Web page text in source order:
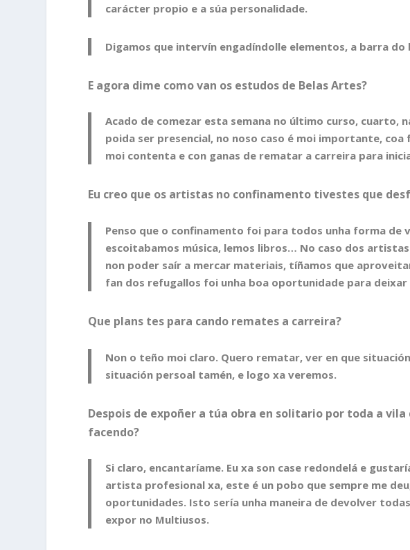
carácter propio e a súa personalidade.
Digamos que intervín engadíndolle elementos, a barra do
E agora dime como van os estudos de Belas Artes?
Acado de comezar esta semana no último curso, cuarto,
poida ser presencial, no noso caso é moi importante,
moi contenta e con ganas de rematar a carreira para
Eu creo que os artistas no confinamento tivestes que
Penso que o confinamento foi para todos unha forma de
escoitabamos música, lemos libros… No caso dos
non poder saír a mercar materiais, tíñamos que
fan dos refugallos foi unha boa oportunidade para deixar
Que plans tes para cando remates a carreira?
Non o teño moi claro. Quero rematar, ver en que
situación persoal tamén, e logo xa veremos.
Despois de expoñer a túa obra en solitario por toda a
facendo?
Si claro, encantaríame. Eu xa son case redondelá e
artista profesional xa, este é un pobo que sempre me
oportunidades. Isto sería unha maneira de devolver
expor no Multiusos.